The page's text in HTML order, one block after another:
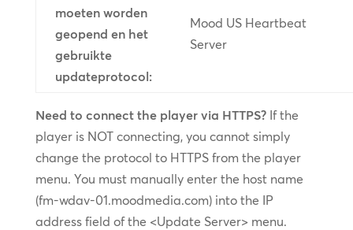
moeten worden
geopend en het
gebruikte
updateprotocol:
Mood US Heartbeat
Server
Need to connect the player via HTTPS?If the
player is NOT connecting, you cannot simply
change the protocol to HTTPS from the player
menu. You must manually enter the host name
(fm-wdav-01.moodmedia.com) into the IP
address field of the <Update Server> menu.